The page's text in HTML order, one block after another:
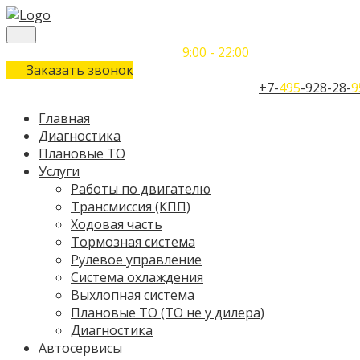
9:00 - 22:00
Заказать звонок
+7-495-928-28-
Главная
Диагностика
Плановые ТО
Услуги
Работы по двигателю
Трансмиссия (КПП)
Ходовая часть
Тормозная система
Рулевое управление
Система охлаждения
Выхлопная система
Плановые ТО (ТО не у дилера)
Диагностика
Автосервисы